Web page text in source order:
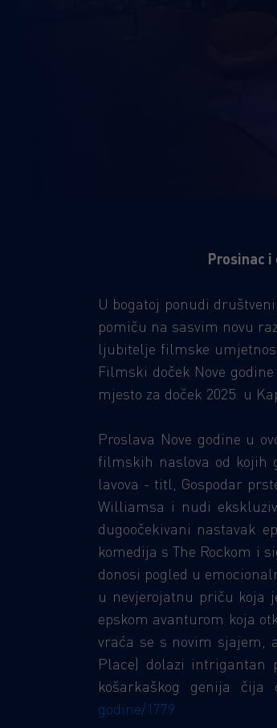
Prosinac
U bogatoj ponudi
pomiču na sasvim novu
ljubitelje filmske
Filmski doček Nove
mjesto za doček 2025. u
Proslava Nove godine u
filmskih naslova od kojih
lavova - titl, Gospodar
Williamsa i nudi
dugoočekivani nastavak
komedija s The Rockom i
donosi pogled u
u nevjerojatnu priču koja
epskom avanturom koja
vraća se s novim sjajem,
Place) dolazi intrigantan
košarkaškog genija
godine/1779